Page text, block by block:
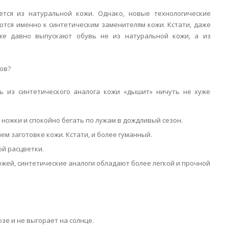
из натуральной кожи. Однако, новые технологические
именно к синтетическим заменителям кожи. Кстати, даже
давно выпускают обувь не из натуральной кожи, а из
синтетического аналога кожи «дышит» ничуть не хуже
и спокойно бегать по лужам в дождливый сезон.
заготовке кожи. Кстати, и более гуманный.
расцветки.
синтетические аналоги обладают более легкой и прочной
и не выгорает на солнце.